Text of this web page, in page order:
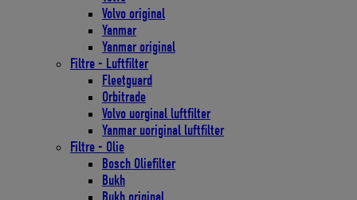
Volvo original
Yanmar
Yanmar original
Filtre - Luftfilter
Fleetguard
Orbitrade
Volvo uorginal luftfilter
Yanmar uoriginal luftfilter
Filtre - Olie
Bosch Oliefilter
Bukh